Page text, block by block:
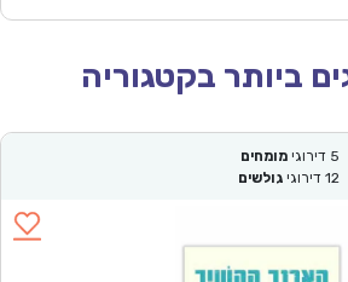
ביותר בקטגוריה
5 דירוגי מומחים
12 דירוגי גולשים